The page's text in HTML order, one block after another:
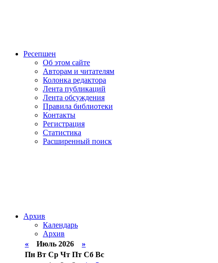
Ресепшен
Об этом сайте
Авторам и читателям
Колонка редактора
Лента публикаций
Лента обсуждения
Правила библиотеки
Контакты
Регистрация
Статистика
Расширенный поиск
Архив
Календарь
Архив
« Июль 2026 »
Пн Вт Ср Чт Пт Сб Вс